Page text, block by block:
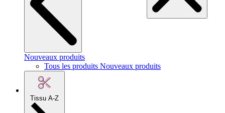
Nouveaux produits
Tous les produits Nouveaux produits
Tissu A-Z